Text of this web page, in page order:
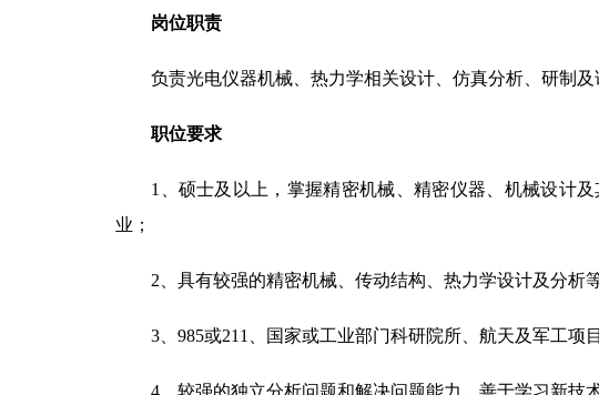
岗位职责
负责光电仪器机械、热力学相关设计、仿真分析、研制及
职位要求
1
、硕士及以上，掌握精密机械、精密仪器、机械设计
业；
2 、具有较强的精密机械、传动结构、热力学设计及分析
3、 985或211 、国家或工业部门科研院所、航天及军工项
4、较强的独立分析问题和解决问题能力，善于学习新技